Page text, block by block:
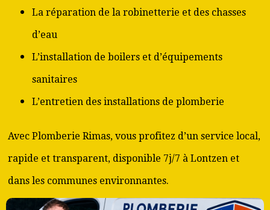
La réparation de la robinetterie et des chasses
d’eau
L’installation de boilers et d’équipements
sanitaires
L’entretien des installations de plomberie
Avec Plomberie Rimas, vous profitez d’un service local,
rapide et transparent, disponible 7j/7 à Lontzen et
dans les communes environnantes.